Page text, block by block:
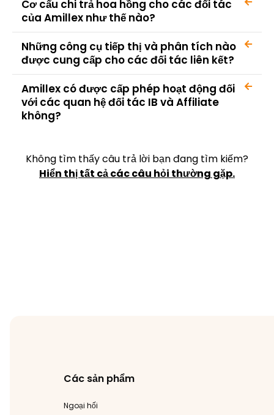
Cơ cấu chi trả hoa hồng cho các đối tác
của Amillex như thế nào?
Những công cụ tiếp thị và phân tích nào
được cung cấp cho các đối tác liên kết?
Amillex có được cấp phép hoạt động đối
với các quan hệ đối tác IB và Affiliate
không?
Không tìm thấy câu trả lời bạn đang tìm kiếm?
Hiển thị tất cả các câu hỏi thường gặp.
Các sản phẩm
Ngoại hối